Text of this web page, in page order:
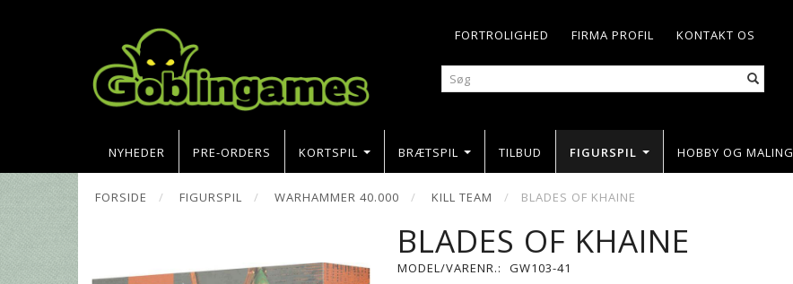
KONTAKT OS
FIRMA PROFIL
FORTROLIGHED
NYHEDER PRE-ORDERS KORTSPIL BRÆTSPIL TILBUD FIGURSPIL HOBBY OG MALING
FORSIDE FIGURSPIL WARHAMMER 40.000 KILL TEAM BLADES OF KHAINE
BLADES OF KHAINE
MODEL/VARENR.: GW103-41